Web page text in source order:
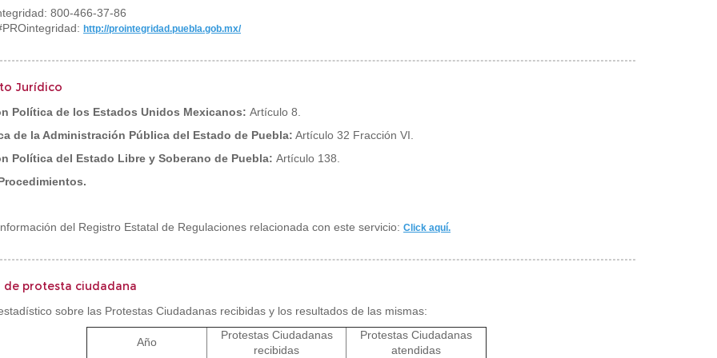
800-466-37-86
http://prointegridad.puebla.gob.mx/
Jurídico
Política de los Estados Unidos Mexicanos: Artículo 8.
de la Administración Pública del Estado de Puebla: Artículo 32 Fracción VI.
Política del Estado Libre y Soberano de Puebla: Artículo 138.
del Registro Estatal de Regulaciones relacionada con este servicio: Click aquí.
de protesta ciudadana
sobre las Protestas Ciudadanas recibidas y los resultados de las mismas:
Año
Protestas Ciudadanas
recibidas
Protestas Ciudadanas
atendidas